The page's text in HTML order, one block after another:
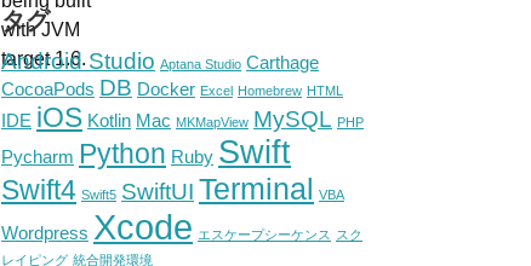
タグ
Android Studio Aptana Studio Carthage
CocoaPods DB Docker Excel Homebrew HTML
IDE iOS Kotlin Mac MKMapView MySQL PHP
Pycharm Python Ruby Swift
Swift4 Swift5 SwiftUI Terminal VBA
Wordpress Xcode エスケープシーケンス スク
レイピング 統合開発環境